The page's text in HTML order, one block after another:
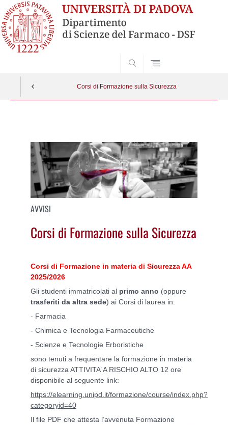
Corsi di Formazione sulla Sicurezza
AVVISI
Corsi di Formazione sulla Sicurezza
Corsi di Formazione in materia di Sicurezza AA
2025/2026
Gli studenti immatricolati al primo anno (oppure
trasferiti da altra sede) ai Corsi di laurea in:
- Farmacia
- Chimica e Tecnologia Farmaceutiche
- Scienze e Tecnologie Erboristiche
sono tenuti a frequentare la formazione in materia
di sicurezza ATTIVITA’ A RISCHIO ALTO 12 ore
disponibile al seguente link:
https://elearning.unipd.it/formazione/course/index.php?
categoryid=40
Il file PDF che attesta l’avvenuta Formazione